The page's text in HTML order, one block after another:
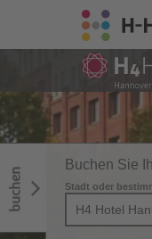
buchen
Buchen Sie
Stadt oder